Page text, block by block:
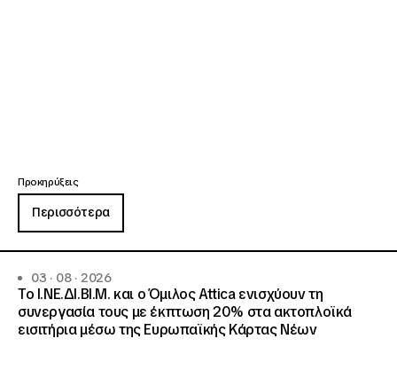
Προκηρύξεις
Περισσότερα
03 · 08 · 2026
Το Ι.ΝΕ.ΔΙ.ΒΙ.Μ. και o Όμιλος Attica ενισχύουν τη
συνεργασία τους με έκπτωση 20% στα ακτοπλοϊκά
εισιτήρια μέσω της Ευρωπαϊκής Κάρτας Νέων